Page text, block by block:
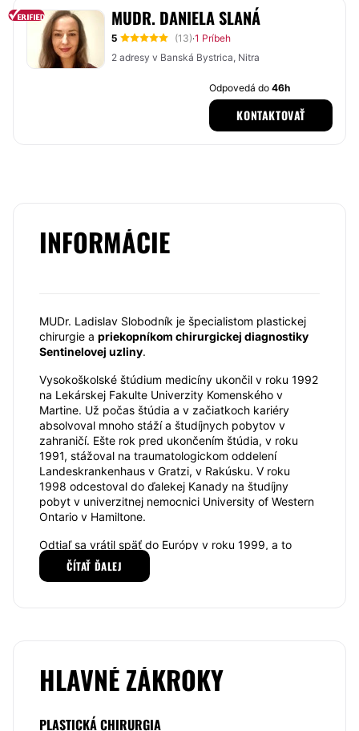
MUDR. DANIELA SLANÁ
5 (13)·1 Príbeh
2 adresy v Banská Bystrica, Nitra
Odpovedá do46h
KONTAKTOVAŤ
INFORMÁCIE
MUDr. Ladislav Slobodník je špecialistom plastickej
chirurgie a priekopníkom chirurgickej diagnostiky
Sentinelovej uzliny.
Vysokoškolské štúdium medicíny ukončil v roku 1992
na Lekárskej Fakulte Univerzity Komenského v
Martine. Už počas štúdia a v začiatkoch kariéry
absolvoval mnoho stáží a študíjnych pobytov v
zahraničí. Ešte rok pred ukončením štúdia, v roku
1991, stážoval na traumatologickom oddelení
Landeskrankenhaus v Gratzi, v Rakúsku. V roku
1998 odcestoval do ďalekej Kanady na študíjny
pobyt v univerzitnej nemocnici University of Western
Ontario v Hamiltone.
Odtiaľ sa vrátil späť do Európy v roku 1999, a to
konkrétne do Českej republiky na študíjny pobyt na
Klinike plastickej chirurgie Nemocnice u sv. Anny v
, v centre hrudnej chirurgie Slovenskej
republiky vo Vyšných Hágoch. V roku 2003 ukončil
Bratislave.
ČÍTAŤ ĎALEJ
HLAVNÉ ZÁKROKY
PLASTICKÁ CHIRURGIA